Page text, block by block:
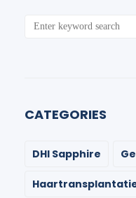
CATEGORIES
DHI Sapphire